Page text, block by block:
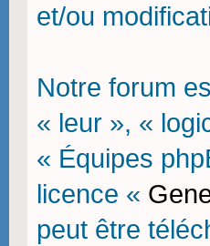
et/ou
Notre forum
« leur », «
« Équipes
licence «
peut être